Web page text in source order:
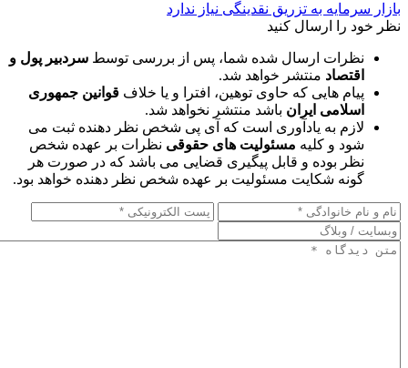
بازار سرمایه به تزریق نقدینگی نیاز ندارد
نظر خود را ارسال کنید
نظرات ارسال شده شما، پس از بررسی توسط سردبیر پول و
اقتصاد منتشر خواهد شد.
پیام هایی که حاوی توهین، افترا و یا خلاف قوانین جمهوری
اسلامی ایران باشد منتشر نخواهد شد.
لازم به یادآوری است که آی پی شخص نظر دهنده ثبت می
شود و کلیه مسئولیت های حقوقی نظرات بر عهده شخص
نظر بوده و قابل پیگیری قضایی می باشد که در صورت هر
گونه شکایت مسئولیت بر عهده شخص نظر دهنده خواهد بود.